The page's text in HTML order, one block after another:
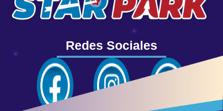
Redes Sociales